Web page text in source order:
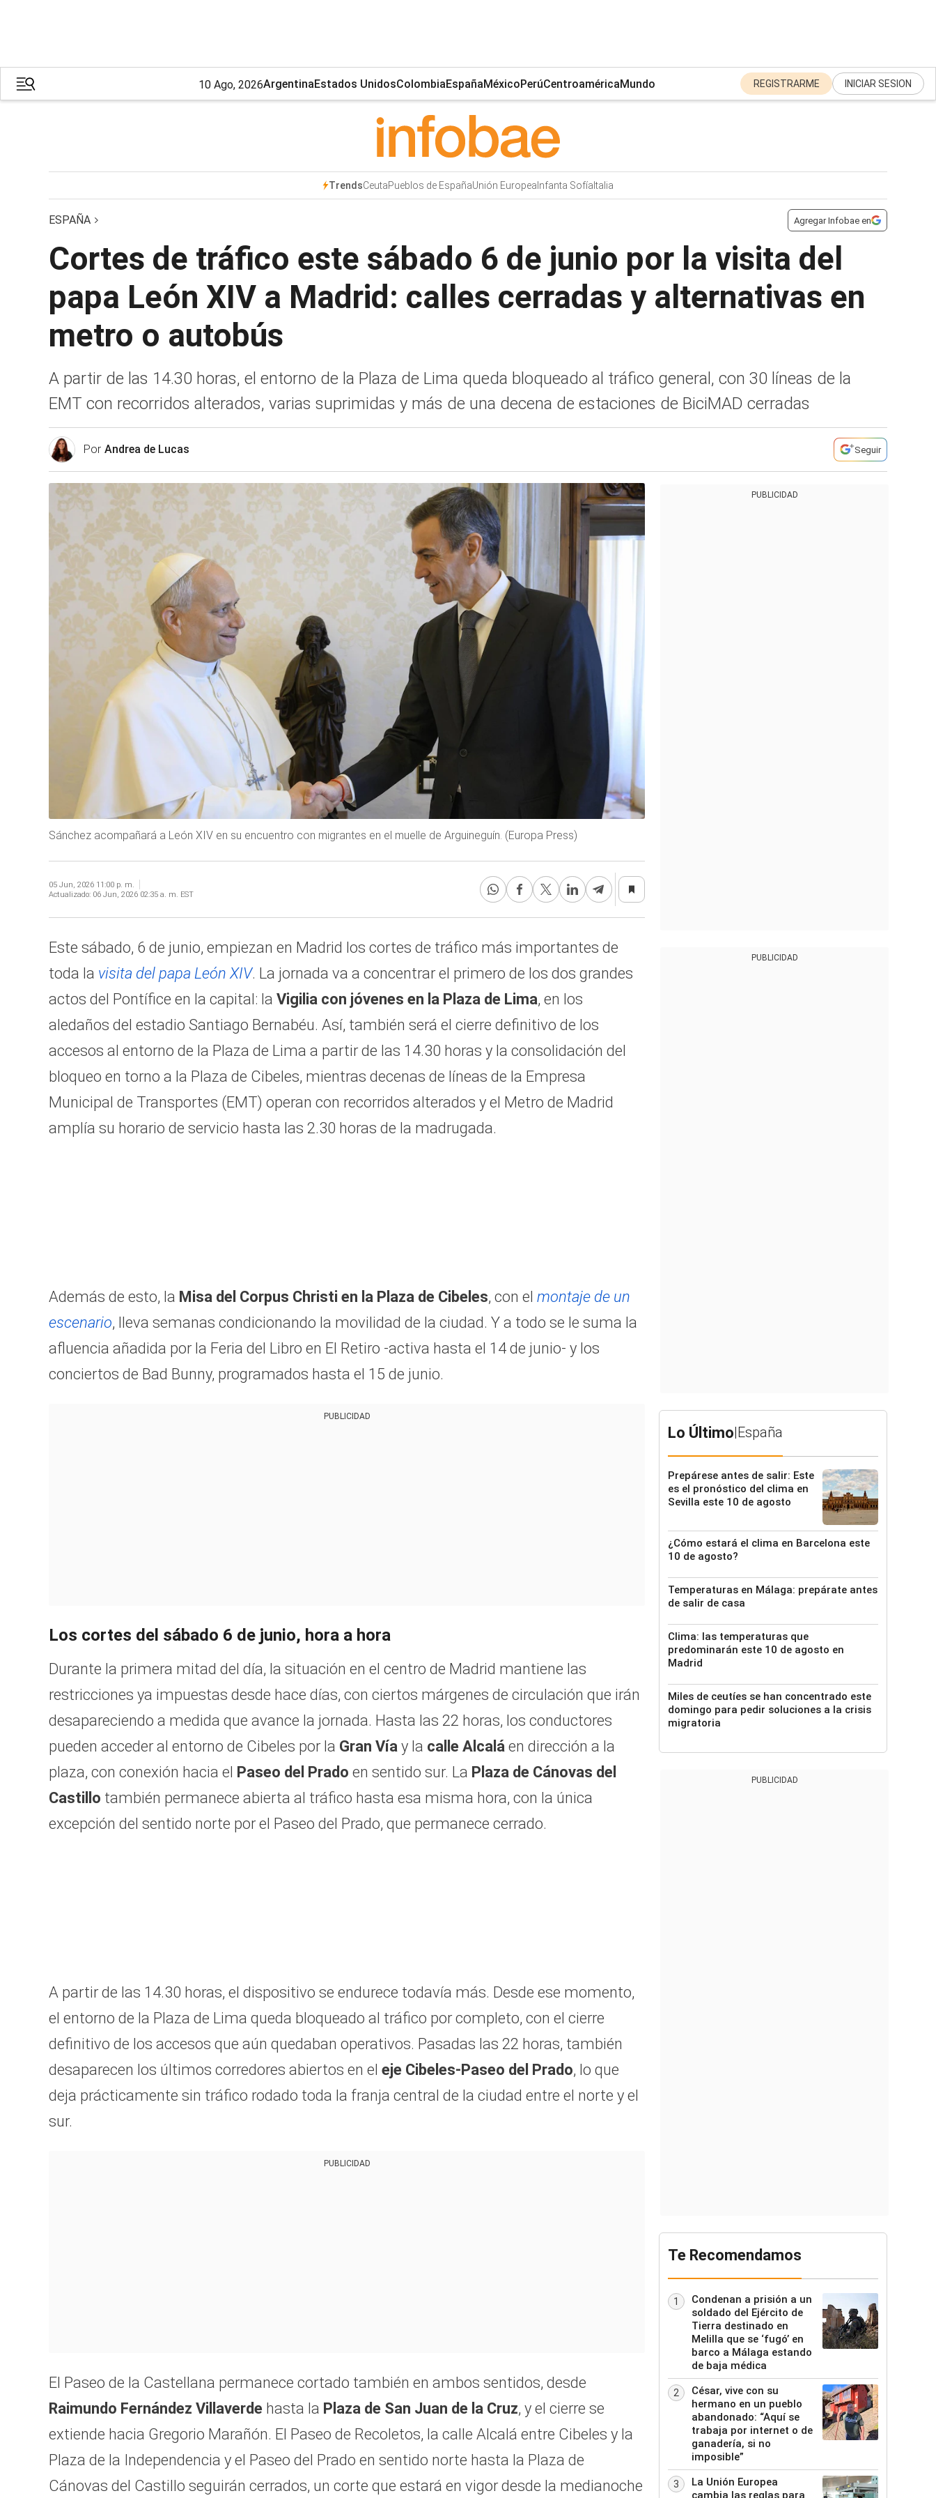
10 Ago, 2026ArgentinaEstados UnidosColombiaEspañaMéxicoPerúCentroaméricaMundo REGISTRARME INICIAR SESION
TrendsCeutaPueblos de EspañaUnión EuropeaInfanta SofíaItalia
ESPAÑA Agregar Infobae en
Cortes de tráfico este sábado 6 de junio por la visita del
papa León XIV a Madrid: calles cerradas y alternativas en
metro o autobús
A partir de las 14.30 horas, el entorno de la Plaza de Lima queda bloqueado al tráfico general, con 30 líneas de la
EMT con recorridos alterados, varias suprimidas y más de una decena de estaciones de BiciMAD cerradas
Por Andrea de Lucas Seguir
Sánchez acompañará a León XIV en su encuentro con migrantes en el muelle de Arguineguín. (Europa Press)
05 Jun, 2026 11:00 p. m.
Actualizado: 06 Jun, 2026 02:35 a. m. EST
Este sábado, 6 de junio, empiezan en Madrid los cortes de tráfico más importantes de
toda la visita del papa León XIV. La jornada va a concentrar el primero de los dos grandes
actos del Pontífice en la capital: la Vigilia con jóvenes en la Plaza de Lima, en los
aledaños del estadio Santiago Bernabéu. Así, también será el cierre definitivo de los
accesos al entorno de la Plaza de Lima a partir de las 14.30 horas y la consolidación del
bloqueo en torno a la Plaza de Cibeles, mientras decenas de líneas de la Empresa
Municipal de Transportes (EMT) operan con recorridos alterados y el Metro de Madrid
amplía su horario de servicio hasta las 2.30 horas de la madrugada.
Además de esto, la Misa del Corpus Christi en la Plaza de Cibeles, con el montaje de un
escenario, lleva semanas condicionando la movilidad de la ciudad. Y a todo se le suma la
afluencia añadida por la Feria del Libro en El Retiro -activa hasta el 14 de junio- y los
conciertos de Bad Bunny, programados hasta el 15 de junio.
PUBLICIDAD
Los cortes del sábado 6 de junio, hora a hora
Durante la primera mitad del día, la situación en el centro de Madrid mantiene las
restricciones ya impuestas desde hace días, con ciertos márgenes de circulación que irán
desapareciendo a medida que avance la jornada. Hasta las 22 horas, los conductores
pueden acceder al entorno de Cibeles por la Gran Vía y la calle Alcalá en dirección a la
plaza, con conexión hacia el Paseo del Prado en sentido sur. La Plaza de Cánovas del
Castillo también permanece abierta al tráfico hasta esa misma hora, con la única
excepción del sentido norte por el Paseo del Prado, que permanece cerrado.
A partir de las 14.30 horas, el dispositivo se endurece todavía más. Desde ese momento,
el entorno de la Plaza de Lima queda bloqueado al tráfico por completo, con el cierre
definitivo de los accesos que aún quedaban operativos. Pasadas las 22 horas, también
desaparecen los últimos corredores abiertos en el eje Cibeles-Paseo del Prado, lo que
deja prácticamente sin tráfico rodado toda la franja central de la ciudad entre el norte y el
sur.
PUBLICIDAD
El Paseo de la Castellana permanece cortado también en ambos sentidos, desde
Raimundo Fernández Villaverde hasta la Plaza de San Juan de la Cruz, y el cierre se
extiende hacia Gregorio Marañón. El Paseo de Recoletos, la calle Alcalá entre Cibeles y la
Plaza de la Independencia y el Paseo del Prado en sentido norte hasta la Plaza de
Cánovas del Castillo seguirán cerrados, un corte que estará en vigor desde la medianoche
PUBLICIDAD
PUBLICIDAD
Lo Último|España
Prepárese antes de salir: Este
es el pronóstico del clima en
Sevilla este 10 de agosto
¿Cómo estará el clima en Barcelona este
10 de agosto?
Temperaturas en Málaga: prepárate antes
de salir de casa
Clima: las temperaturas que
predominarán este 10 de agosto en
Madrid
Miles de ceutíes se han concentrado este
domingo para pedir soluciones a la crisis
migratoria
PUBLICIDAD
Te Recomendamos
1
Condenan a prisión a un
soldado del Ejército de
Tierra destinado en
Melilla que se ‘fugó’ en
barco a Málaga estando
de baja médica
2
César, vive con su
hermano en un pueblo
abandonado: “Aquí se
trabaja por internet o de
ganadería, si no
imposible”
3
La Unión Europea
cambia las reglas para